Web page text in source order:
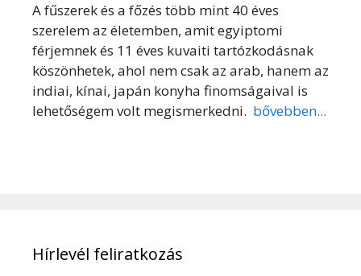
A fűszerek és a főzés több mint 40 éves
szerelem az életemben, amit egyiptomi
férjemnek és 11 éves kuvaiti tartózkodásnak
köszönhetek, ahol nem csak az arab, hanem az
indiai, kínai, japán konyha finomságaival is
lehetőségem volt megismerkedni. bővebben...
Hírlevél feliratkozás